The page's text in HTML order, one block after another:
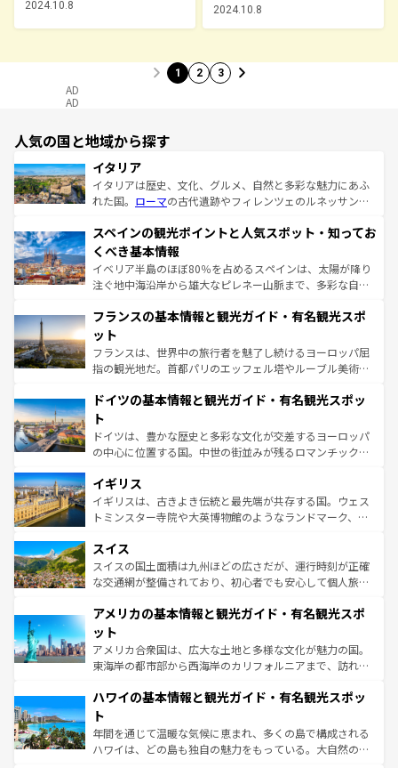
2024.10.8 2024.10.8
1 2 3
AD
AD
人気の国と地域から探す
イタリア
イタリアは歴史、文化、グルメ、自然と多彩な魅力にあふ
れた国。 ローマの古代遺跡やフィレンツェのルネッサンス
ろん、トスカーナの美しい田園風景やアマルフィ海岸の絶
景など、自然景観も見逃せない。観光の合間には、本場の
ピザやパスタなど、絶品のイタリア料理を堪能することも
できる。朝目覚めてから夜眠るまで、すべての瞬間を楽し
なお、新着のイタリア情報はコンテンツ一覧を参照してほ
しい。
スペインの観光ポイントと人気スポット・知ってお
くべき基本情報
イベリア半島のほぼ80％を占めるスペインは、太陽が降り
注ぐ地中海沿岸から雄大なピレネー山脈まで、多彩な自然
文化が根付くこの国では、情熱的なフラメンコ、熱気あふ
れる闘牛、そして美味しいタパスが生活の一部となってい
る。首都マドリードの洗練された雰囲気や、バルセロナの
アートに溢れた街角から、地方では古代ローマ遺跡や中世
せる。地方によって風土や気候が異なるスペインはその個
ンテンツ一覧 を参照してほしい。
フランスの基本情報と観光ガイド・有名観光スポ
ット
フランスは、世界中の旅行者を魅了し続けるヨーロッパ屈
指の観光地だ。首都パリのエッフェル塔やルーブル美術館
で、幅広い魅力が詰まっている。華麗な宮殿、歴史的な大
聖堂、美しいビーチ、そして豊かな自然が、訪れる者を心
から魅了する。また、フランスは美食の国としても知ら
れ、フランス料理はユネスコ無形文化遺産にも登録されて
香り高いラベンダー畑など、多彩な楽しみ方が可能だ。さ
らに、パリ以外の地域にも魅力が溢れており、どの街角に
も豊かな歴史と文化が息づいている。パリ以外の個性あふ
を参照してほしい。
ドイツの基本情報と観光ガイド・有名観光スポッ
ト
ドイツは、豊かな歴史と多彩な文化が交差するヨーロッパ
の中心に位置する国。中世の街並みが残るロマンチック街
顔を持つこの国は、どこを歩いても飽きることがない。ベ
ルリンの文化的活気、バイエルン州のアルプスの絶景、そ
してライン川沿いのワイン畑といった風景は必見。ビール
は、お酒好きな人にはぜひ体験してほしい。 なお、新着の
ドイツ情報はコンテンツ一覧を参照してほしい。
イギリス
イギリスは、古きよき伝統と最先端が共存する国。ウェス
トミンスター寺院や大英博物館のようなランドマーク、歴
リアごとに異なる魅力がある。また、優雅なアフタヌーン
ティー、ビール好きにはたまらない英国パブ、サッカー観
戦など、本場だからこそできる体験も豊富。イギリスを旅
ンツ一覧を参照してほしい。
スイス
スイスの国土面積は九州ほどの広さだが、運行時刻が正確
な交通網が整備されており、初心者でも安心して個人旅行
の建物がそのまま残る町や、スイスならではのユニークな
博物館もあり、アルプス観光だけでなく町歩きも満喫する
ことができる。国民の所得が高いため物価も高いが、旅行
者向けの交通パス提供のサービスもあり、うまく活用すれ
着のスイス情報はコンテンツ一覧を参照してほしい。
アメリカの基本情報と観光ガイド・有名観光スポ
ット
アメリカ合衆国は、広大な土地と多様な文化が魅力の国。
東海岸の都市部から西海岸のカリフォルニアまで、訪れる
のような巨大都市は、観光、ショッピング、エンターテイ
ンメントが詰まった刺激的なスポットだ。一方、アメリカ
西部には大自然が広がり、グランドキャニオンやイエロー
ストーン国立公園といった絶景が堪能できる。さらに、南
ハワイの基本情報と観光ガイド・有名観光スポッ
ト
年間を通じて温暖な気候に恵まれ、多くの島で構成される
ハワイは、どの島も独自の魅力をもっている。大自然の神